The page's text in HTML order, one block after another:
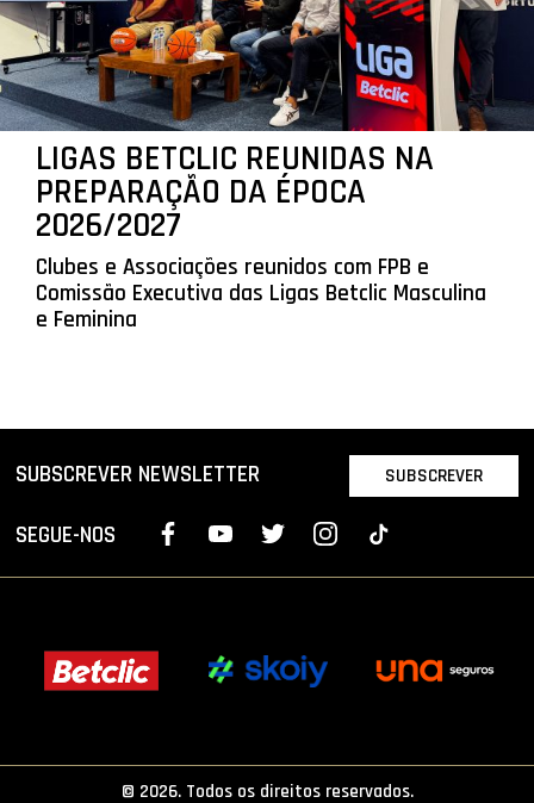
LIGAS BETCLIC REUNIDAS NA
PREPARAÇÃO DA ÉPOCA
2026/2027
Clubes e Associações reunidos com FPB e
Comissão Executiva das Ligas Betclic Masculina
e Feminina
SUBSCREVER NEWSLETTER SUBSCREVER
SEGUE-NOS
© 2026. Todos os direitos reservados.